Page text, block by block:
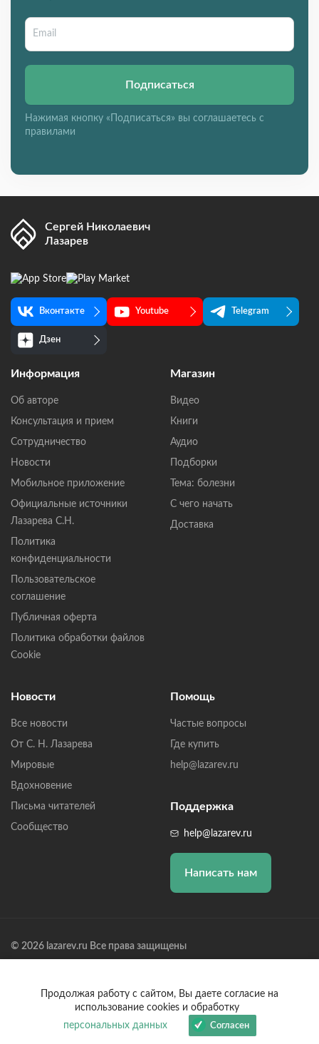
Подписаться
Нажимая кнопку «Подписаться» вы соглашаетесь с
правилами
Сергей Николаевич
Лазарев
Вконтакте Youtube Telegram
Дзен
Информация
Об авторе
Консультация и прием
Сотрудничество
Новости
Мобильное приложение
Официальные источники
Лазарева С.Н.
Политика
конфиденциальности
Пользовательское
соглашение
Публичная оферта
Политика обработки файлов
Cookie
Магазин
Видео
Книги
Аудио
Подборки
Тема: болезни
С чего начать
Доставка
Новости
Все новости
От С. Н. Лазарева
Мировые
Вдохновение
Письма читателей
Сообщество
Помощь
Частые вопросы
Где купить
help@lazarev.ru
Поддержка
help@lazarev.ru
Написать нам
© 2026 lazarev.ru Все права защищены
Банк: ОАО "АЛЬФА-БАНК" БИК: 044525593, К/С:
30101810200000000593
Продолжая работу с сайтом, Вы даете согласие на
использование cookies и обработку
персональных данных
Согласен